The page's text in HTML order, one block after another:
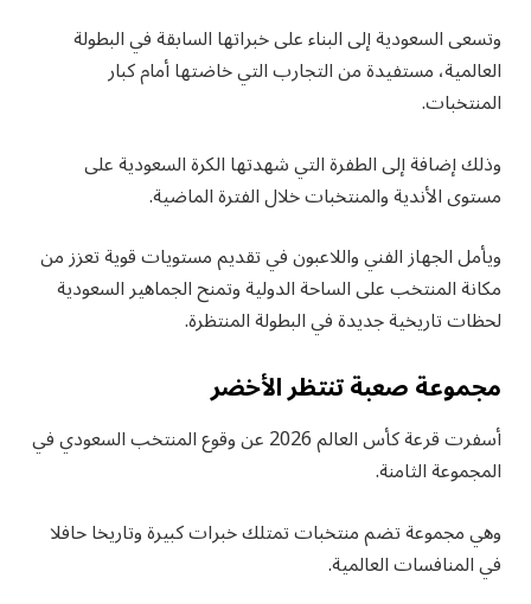
وتسعى السعودية إلى البناء على خبراتها السابقة في البطولة
العالمية، مستفيدة من التجارب التي خاضتها أمام كبار
المنتخبات.
وذلك إضافة إلى الطفرة التي شهدتها الكرة السعودية على
مستوى الأندية والمنتخبات خلال الفترة الماضية.
ويأمل الجهاز الفني واللاعبون في تقديم مستويات قوية تعزز من
مكانة المنتخب على الساحة الدولية وتمنح الجماهير السعودية
لحظات تاريخية جديدة في البطولة المنتظرة.
مجموعة صعبة تنتظر الأخضر
أسفرت قرعة كأس العالم 2026 عن وقوع المنتخب السعودي في
المجموعة الثامنة.
وهي مجموعة تضم منتخبات تمتلك خبرات كبيرة وتاريخا حافلا
في المنافسات العالمية.